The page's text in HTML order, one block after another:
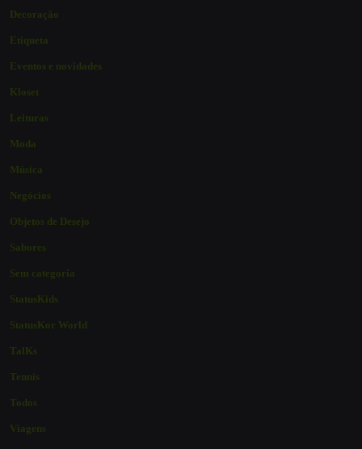
Decoração
Etiqueta
Eventos e novidades
Kloset
Leituras
Moda
Música
Negócios
Objetos de Desejo
Sabores
Sem categoria
StatusKids
StatusKor World
TalKs
Tennis
Todos
Viagens